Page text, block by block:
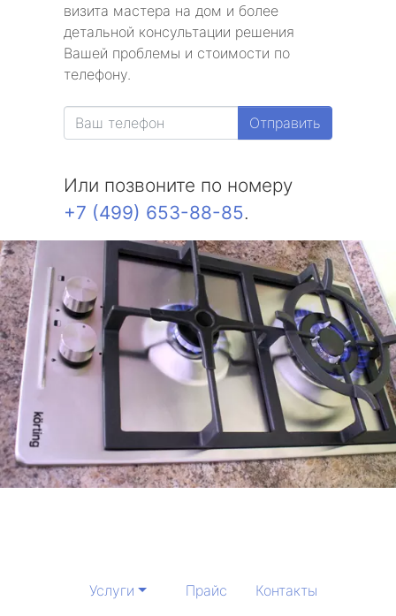
визита мастера на дом и более
детальной консультации решения
Вашей проблемы и стоимости по
телефону.
Отправить
Или позвоните по номеру
+7 (499) 653-88-85.
Услуги Прайс Контакты